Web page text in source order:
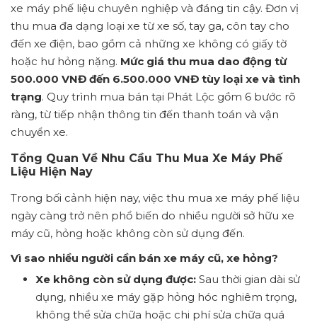
xe máy phế liệu chuyên nghiệp và đáng tin cậy. Đơn vị
thu mua đa dạng loại xe từ xe số, tay ga, côn tay cho
đến xe điện, bao gồm cả những xe không có giấy tờ
hoặc hư hỏng nặng. Mức giá thu mua dao động từ
500.000 VNĐ đến 6.500.000 VNĐ tùy loại xe và tình
trạng. Quy trình mua bán tại Phát Lộc gồm 6 bước rõ
ràng, từ tiếp nhận thông tin đến thanh toán và vận
chuyển xe.
Tổng Quan Về Nhu Cầu Thu Mua Xe Máy Phế
Liệu Hiện Nay
Trong bối cảnh hiện nay, việc thu mua xe máy phế liệu
ngày càng trở nên phổ biến do nhiều người sở hữu xe
máy cũ, hỏng hoặc không còn sử dụng đến.
Vì sao nhiều người cần bán xe máy cũ, xe hỏng?
Xe không còn sử dụng được: Sau thời gian dài sử
dụng, nhiều xe máy gặp hỏng hóc nghiêm trọng,
không thể sửa chữa hoặc chi phí sửa chữa quá